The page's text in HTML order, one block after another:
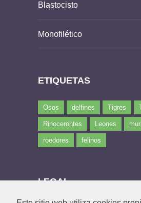
Blastocisto
Monofilético
ETIQUETAS
Osos delfines Tigres
Rinocerontes Leones
roedores felinos
LEGAL